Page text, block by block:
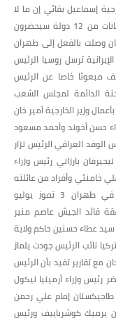
إسماعيل بقائي إن ما لا
يقل عن ثمانية رؤساء دول أو حكومات ورؤساء برلمانات من 12 دولة سيحضرون
وصلت بالفعل إلى طهران
ترسل روسيا الرئيس
مبعوثا خاصا عن الرئيس
الدائمة لمجلس الشعب
وزير الخارجية أمير خان
حسن أخوند وأحمد مسعود
العراقي الرئيس نزار
بارزاني رئيس وزراء
خامنئي وأفراد من عائلته
خلال مراسم في مصلى الإمام الخميني الكبير في طهران 3 تموز يوليو
قائد الجيش عاصم منير
سيد عطاء حسنين حاكم ولاية
نائب الرئيس جودت يلماز
مع تقارير تفيد بأن الرئيس
رئيس وزراء أرمينيا نيكول
طاجيكستان إمام علي رحمن
يرميك كوشرباييف ورئيس